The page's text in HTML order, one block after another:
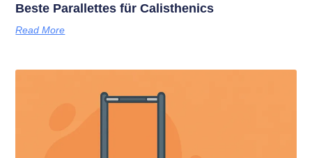
Beste Parallettes für Calisthenics
Read More